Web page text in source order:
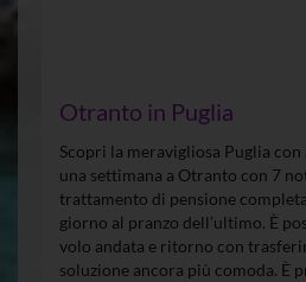
Otranto in Puglia
Scopri la meravigliosa Puglia con
una settimana a Otranto con 7
trattamento di pensione
giorno al pranzo dell’ultimo. È
volo andata e ritorno con
soluzione ancora più comoda. È